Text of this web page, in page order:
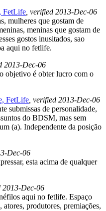
FetLife , verified 2013-Dec-06
mulheres que gostam de
meninas que gostam de
gostos inusitados, sao
aqui no fetlife.
2013-Dec-06
objetivo é obter lucro com o
FetLife , verified 2013-Dec-06
submissas de personalidade,
do BDSM, mas sem
(a). Independente da posição
Dec-06
esta acima de qualquer
2013-Dec-06
aqui no fetlife. Espaço
produtores, premiações,